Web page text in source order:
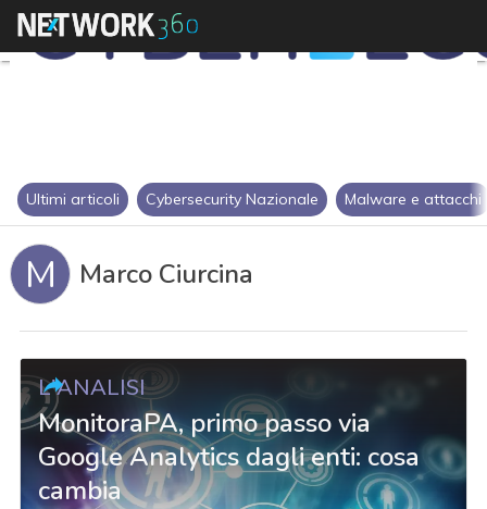
Ultimi articoli Cybersecurity Nazionale Malware e attacchi
M Marco Ciurcina
L'ANALISI
MonitoraPA, primo passo via
Google Analytics dagli enti: cosa
cambia